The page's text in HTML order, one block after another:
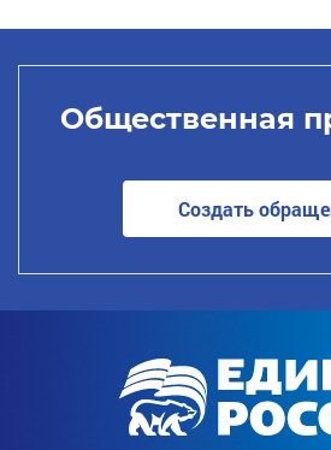
Общественная
Создать